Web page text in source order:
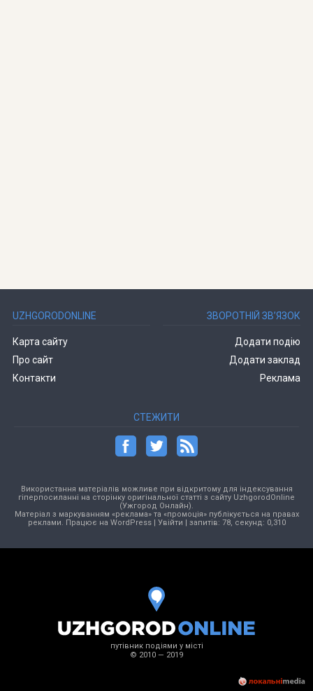
UZHGORODONLINE
Карта сайту
Про сайт
Контакти
ЗВОРОТНІЙ ЗВ’ЯЗОК
Додати подію
Додати заклад
Реклама
СТЕЖИТИ
Використання матеріалів можливе при відкритому для індексування
гіперпосиланні на сторінку оригінальної статті з сайту UzhgorodOnline
(Ужгород Онлайн).
Матеріал з маркуванням «реклама» та «промоція» публікується на правах
реклами. Працює на WordPress| Увійти | запитів: 78, секунд: 0,310
путівник подіями у місті
© 2010 — 2019